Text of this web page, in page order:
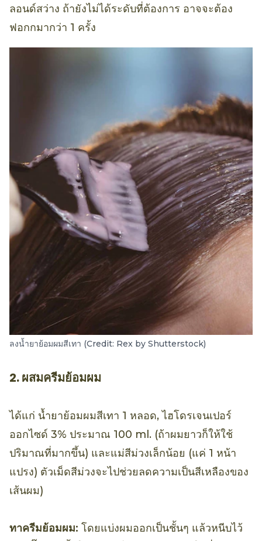
ลอนด์สว่าง ถ้ายังไม่ได้ระดับที่ต้องการ อาจจะต้อง
ฟอกกมากว่า 1 ครั้ง
ลงน้ำยาย้อมผมสีเทา (Credit: Rex by Shutterstock)
2. ผสมครีมย้อมผม
ได้แก่ น้ำยาย้อมผมสีเทา 1 หลอด, ไฮโดรเจนเปอร์
ออกไซด์ 3% ประมาณ 100 ml. (ถ้าผมยาวก็ให้ใช้
ปริมาณที่มากขึ้น) และแม่สีม่วงเล็กน้อย (แค่ 1 หน้า
แปรง) ตัวเม็ดสีม่วงจะไปช่วยลดความเป็นสีเหลืองของ
เส้นผม)
ทาครีมย้อมผม: โดยแบ่งผมออกเป็นชั้นๆ แล้วหนีบไว้